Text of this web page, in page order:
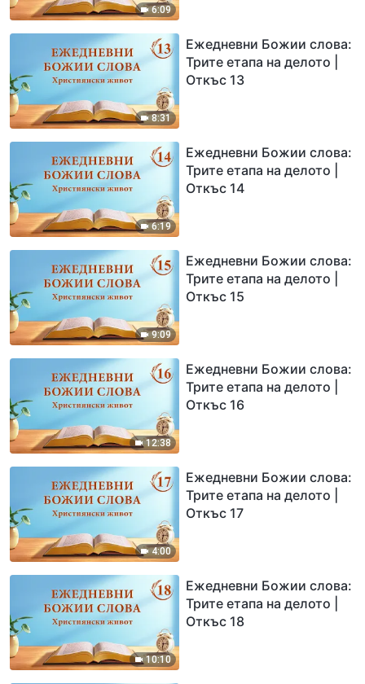
6:09
8:31
Ежедневни Божии слова:
Трите етапа на делото |
Откъс 13
6:19
Ежедневни Божии слова:
Трите етапа на делото |
Откъс 14
9:09
Ежедневни Божии слова:
Трите етапа на делото |
Откъс 15
12:38
Ежедневни Божии слова:
Трите етапа на делото |
Откъс 16
4:00
Ежедневни Божии слова:
Трите етапа на делото |
Откъс 17
10:10
Ежедневни Божии слова:
Трите етапа на делото |
Откъс 18